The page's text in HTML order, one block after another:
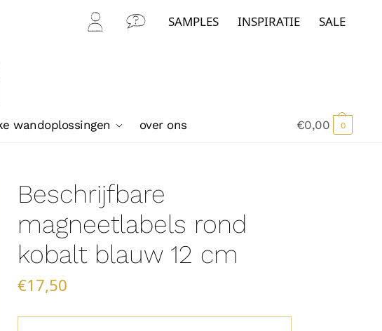
Mijn
Con
SAMPLES INSPIRATIE SALE
wandoplossingen over ons €0,00 0
Beschrijfbare
magneetlabels rond
kobalt blauw 12 cm
€17,50